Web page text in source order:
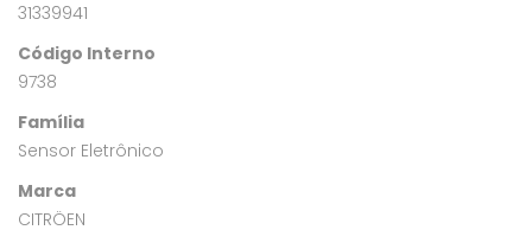
31339941
Código Interno
9738
Família
Sensor Eletrônico
Marca
CITRÖEN